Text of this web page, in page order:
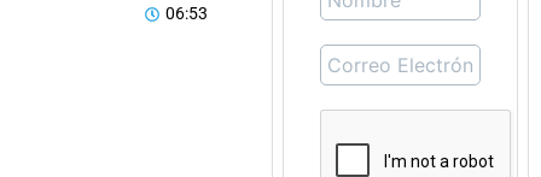
06:53